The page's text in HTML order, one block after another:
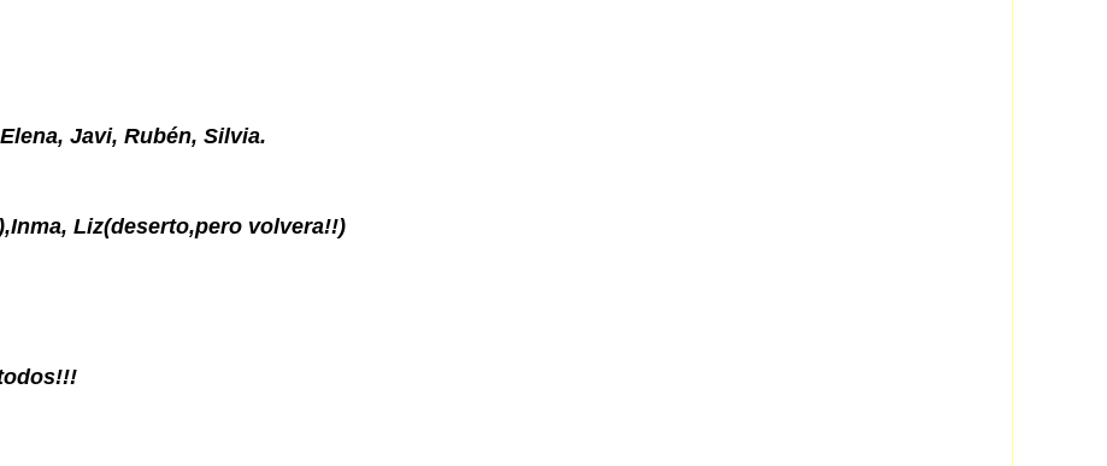
Javi, Rubén, Silvia.
Liz(deserto,pero volvera!!)